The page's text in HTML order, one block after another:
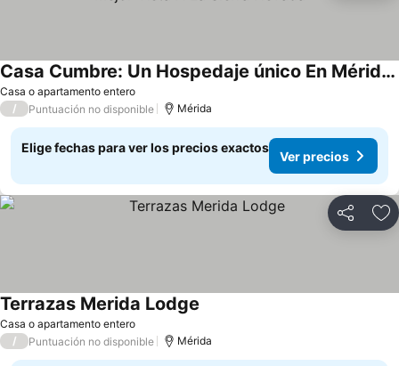
Casa o apartamento entero
Casa Cumbre: Un Hospedaje único En Mérida, Con La Mejor Vista A La Sierra Nevada
/ Puntuación no disponible Mérida
Elige fechas para ver los precios exactos
Ver precios
Compartir
Casa o apartamento entero
Terrazas Merida Lodge
/ Puntuación no disponible Mérida